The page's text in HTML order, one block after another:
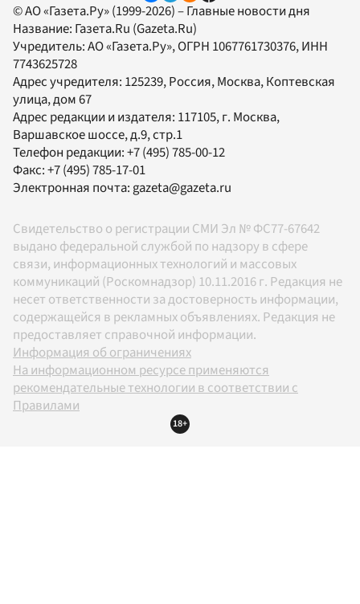
© АО «Газета.Ру» (1999-2026) – Главные новости дня
Название: Газета.Ru (Gazeta.Ru)
Учредитель:АО «Газета.Ру», ОГРН 1067761730376, ИНН
7743625728
Адрес учредителя: 125239, Россия, Москва, Коптевская
улица, дом 67
Адрес редакции и издателя: 117105, г. Москва,
Варшавское шоссе, д.9, стр.1
Телефон редакции:+7 (495) 785-00-12
Факс:+7 (495) 785-17-01
Электронная почта: gazeta@gazeta.ru
Свидетельство о регистрации СМИ Эл № ФС77-67642
выдано федеральной службой по надзору в сфере
связи, информационных технологий и массовых
коммуникаций (Роскомнадзор) 10.11.2016 г. Редакция не
несет ответственности за достоверность информации,
содержащейся в рекламных объявлениях. Редакция не
предоставляет справочной информации.
Информация об ограничениях
На информационном ресурсе применяются
рекомендательные технологии в соответствии с
Правилами
18+